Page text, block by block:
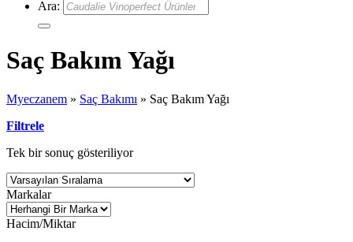
Ara:
Saç Bakım Yağı
Myeczanem » Saç Bakımı » Saç Bakım Yağı
Filtrele
Tek bir sonuç gösteriliyor
Markalar
Hacim/Miktar